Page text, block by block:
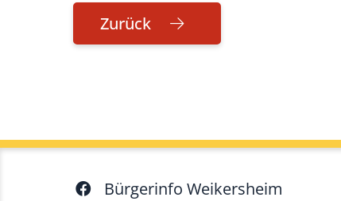
Zurück
Bürgerinfo Weikersheim